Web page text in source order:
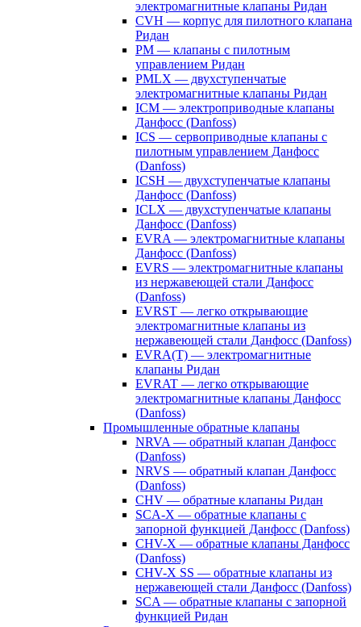
электромагнитные клапаны Ридан
CVH — корпус для пилотного клапана
Ридан
PM — клапаны с пилотным
управлением Ридан
PMLX — двухступенчатые
электромагнитные клапаны Ридан
ICM — электроприводные клапаны
Данфосс (Danfoss)
ICS — сервоприводные клапаны с
пилотным управлением Данфосс
(Danfoss)
ICSH — двухступенчатые клапаны
Данфосс (Danfoss)
ICLX — двухступенчатые клапаны
Данфосс (Danfoss)
EVRA — электромагнитные клапаны
Данфосс (Danfoss)
EVRS — электромагнитные клапаны
из нержавеющей стали Данфосс
(Danfoss)
EVRST — легко открывающие
электромагнитные клапаны из
нержавеющей стали Данфосс (Danfoss)
EVRA(T) — электромагнитные
клапаны Ридан
EVRAT — легко открывающие
электромагнитные клапаны Данфосс
(Danfoss)
Промышленные обратные клапаны
NRVA — обратный клапан Данфосс
(Danfoss)
NRVS — обратный клапан Данфосс
(Danfoss)
CHV — обратные клапаны Ридан
SCA-X — обратные клапаны с
запорной функцией Данфосс (Danfoss)
CHV-X — обратные клапаны Данфосс
(Danfoss)
CHV-X SS — обратные клапаны из
нержавеющей стали Данфосс (Danfoss)
SCA — обратные клапаны с запорной
функцией Ридан